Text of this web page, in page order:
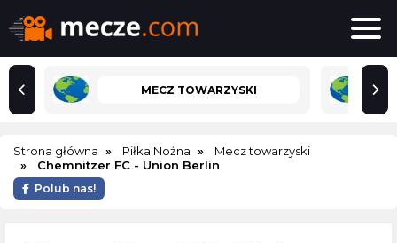
MECZ TOWARZYSKI
Strona główna Piłka Nożna
Mecz towarzyski
Chemnitzer FC - Union Berlin
Polub nas!